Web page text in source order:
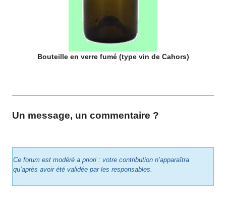
Bouteille en verre fumé (type vin de Cahors)
Un message, un commentaire ?
Ce forum est modéré a priori : votre contribution n’apparaîtra
qu’après avoir été validée par les responsables.